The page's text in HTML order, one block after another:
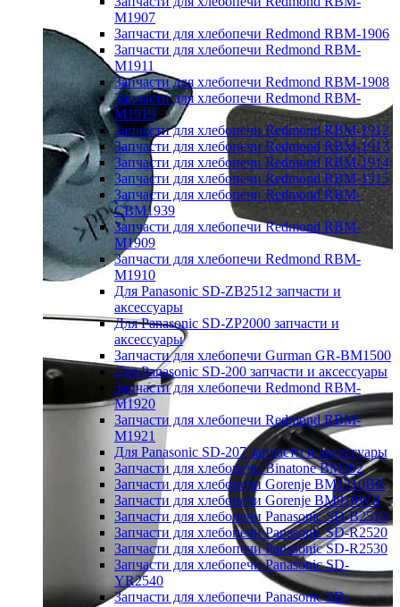
M1907
Запчасти для хлебопечи Redmond RBM-1906
Запчасти для хлебопечи Redmond RBM-
M1911
Запчасти для хлебопечи Redmond RBM-1908
Запчасти для хлебопечи Redmond RBM-
M1919
Запчасти для хлебопечи Redmond RBM-1912
Запчасти для хлебопечи Redmond RBM-1913
Запчасти для хлебопечи Redmond RBM-1914
Запчасти для хлебопечи Redmond RBM-1915
Запчасти для хлебопечи Redmond RBM-
CBM1939
Запчасти для хлебопечи Redmond RBM-
M1909
Запчасти для хлебопечи Redmond RBM-
M1910
Для Panasonic SD-ZB2512 запчасти и
аксессуары
Для Panasonic SD-ZP2000 запчасти и
аксессуары
Запчасти для хлебопечи Gurman GR-BM1500
Для Panasonic SD-200 запчасти и аксессуары
Запчасти для хлебопечи Redmond RBM-
M1920
Запчасти для хлебопечи Redmond RBM-
M1921
Для Panasonic SD-207 запчасти и аксессуары
Запчасти для хлебопечи Binatone BM202
Запчасти для хлебопечи Gorenje BM1210BK
Запчасти для хлебопечи Gorenje BM910WII
Запчасти для хлебопечи Panasonic SD-B2510
Запчасти для хлебопечи Panasonic SD-R2520
Запчасти для хлебопечи Panasonic SD-R2530
Запчасти для хлебопечи Panasonic SD-
YR2540
Запчасти для хлебопечи Panasonic SD-